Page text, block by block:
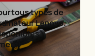
tous types de
Lenovo.